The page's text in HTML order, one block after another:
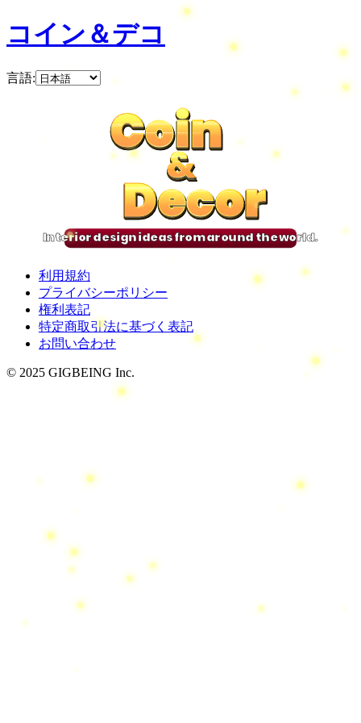
コイン＆デコ
言語:
Coin
&
Decor
Coin
&
Decor
Coin
&
Decor
Coin
&
Decor
Interior design ideas from around the world.
利用規約
プライバシーポリシー
権利表記
特定商取引法に基づく表記
お問い合わせ
© 2025 GIGBEING Inc.